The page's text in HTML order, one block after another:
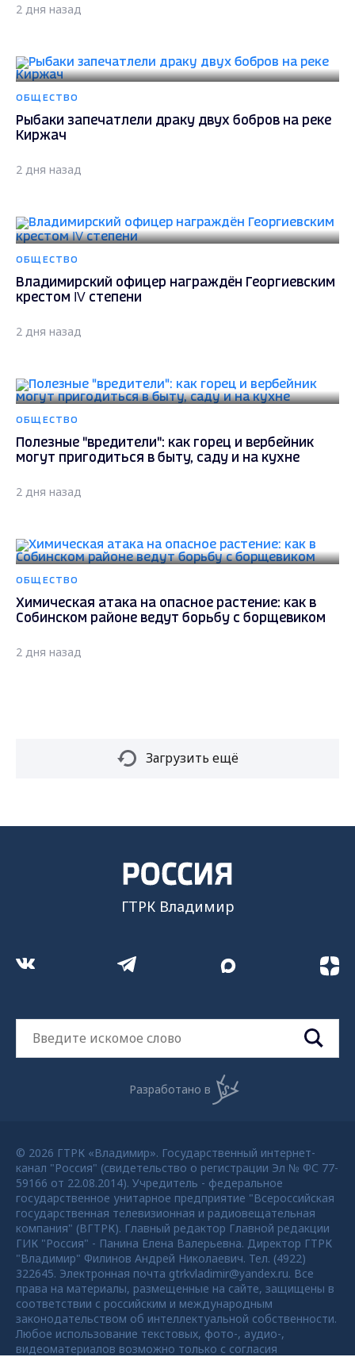
2 дня назад
ОБЩЕСТВО
Рыбаки запечатлели драку двух бобров на реке
Киржач
2 дня назад
ОБЩЕСТВО
Владимирский офицер награждён Георгиевским
крестом IV степени
2 дня назад
ОБЩЕСТВО
Полезные "вредители": как горец и вербейник
могут пригодиться в быту, саду и на кухне
2 дня назад
ОБЩЕСТВО
Химическая атака на опасное растение: как в
Собинском районе ведут борьбу с борщевиком
2 дня назад
Загрузить ещё
ГТРК Владимир
Разработано в
© 2026 ГТРК «Владимир». Государственный интернет-
канал "Россия" (свидетельство о регистрации Эл № ФС 77-
59166 от 22.08.2014). Учредитель - федеральное
государственное унитарное предприятие "Всероссийская
государственная телевизионная и радиовещательная
компания" (ВГТРК). Главный редактор Главной редакции
ГИК "Россия" - Панина Елена Валерьевна. Директор ГТРК
"Владимир" Филинов Андрей Николаевич. Тел. (4922)
322645. Электронная почта gtrkvladimir@yandex.ru. Все
права на материалы, размещенные на сайте, защищены в
соответствии с российским и международным
законодательством об интеллектуальной собственности.
Любое использование текстовых, фото-, аудио-,
видеоматериалов возможно только с согласия